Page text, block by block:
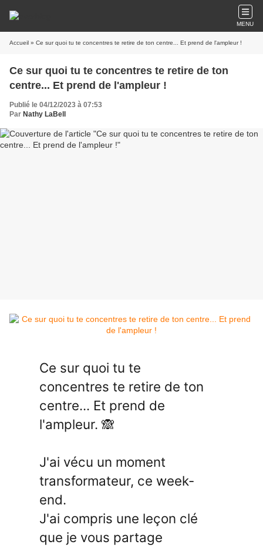
MENU
Accueil » Ce sur quoi tu te concentres te retire de ton centre... Et prend de l'ampleur !
Ce sur quoi tu te concentres te retire de ton
centre... Et prend de l'ampleur !
Publié le 04/12/2023 à 07:53
Par Nathy LaBell
Ce sur quoi tu te
concentres te retire de ton
centre... Et prend de
l'ampleur. 🙈
J'ai vécu un moment
transformateur, ce week-
end.
J'ai compris une leçon clé
que je vous partage